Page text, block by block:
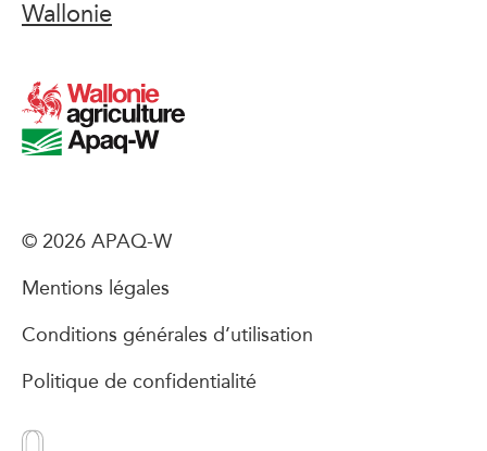
Wallonie
© 2026 APAQ-W
Mentions légales
Conditions générales d’utilisation
Politique de confidentialité